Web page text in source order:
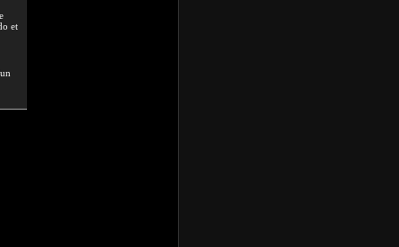
et